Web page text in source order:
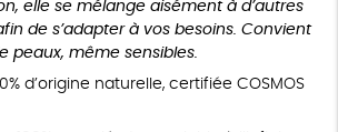
elle se mélange aisément à d’autres
de s’adapter à vos besoins. Convient
peaux, même sensibles.
d’origine naturelle, certifiée COSMOS